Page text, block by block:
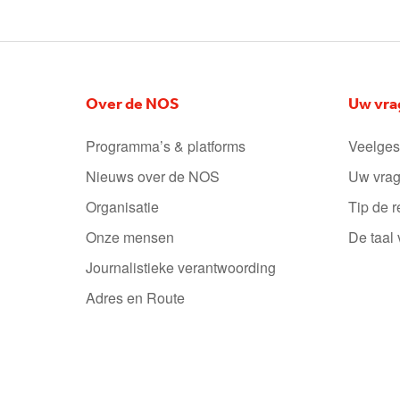
Over de NOS
Programma’s & platforms
Nieuws over de NOS
Organisatie
Onze mensen
Journalistieke verantwoording
Adres en Route
Uw
Uw
Tip de
De taal